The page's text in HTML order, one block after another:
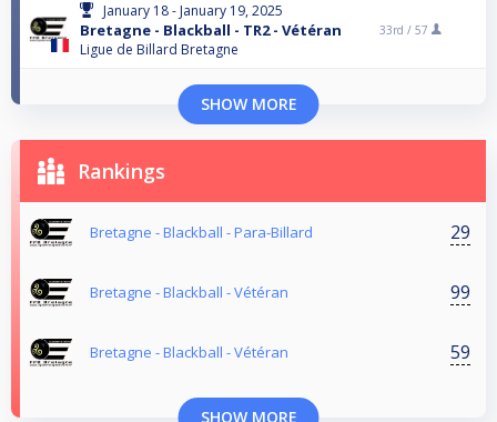
January 18 - January 19, 2025
Bretagne - Blackball - TR2 - Vétéran
Ligue de Billard Bretagne
33rd / 57
SHOW MORE
Rankings
Bretagne - Blackball - Para-Billard 29
Bretagne - Blackball - Vétéran 99
Bretagne - Blackball - Vétéran 59
SHOW MORE